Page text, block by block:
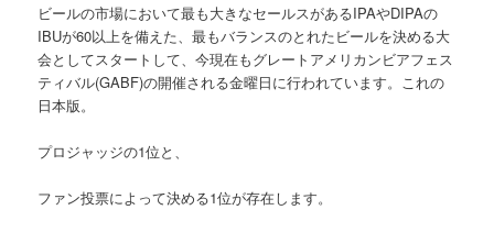
ビールの市場において最も大きなセールスがあるIPAやDIPAの
IBUが60以上を備えた、最もバランスのとれたビールを決める大
会としてスタートして、今現在もグレートアメリカンビアフェス
ティバル(GABF)の開催される金曜日に行われています。これの
日本版。
プロジャッジの1位と、
ファン投票によって決める1位が存在します。